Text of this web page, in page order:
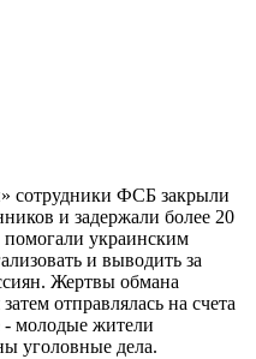
сотрудники ФСБ закрыли
и задержали более 20
украинским
и выводить за
Жертвы обмана
отправлялась на счета
молодые жители
уголовные дела.